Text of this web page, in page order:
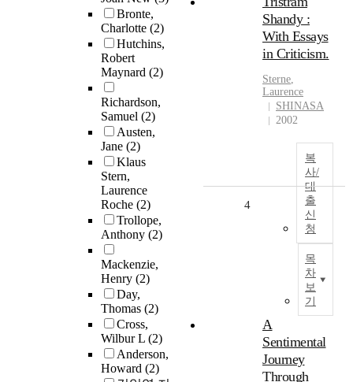
Bronte,
Charlotte (2)
Hutchins,
Robert
Maynard (2)
Richardson,
Samuel (2)
Austen,
Jane (2)
Klaus
Stern,
Laurence
Roche (2)
Trollope,
Anthony (2)
Mackenzie,
Henry (2)
Day,
Thomas (2)
Cross,
Wilbur L (2)
Anderson,
Howard (2)
Shandy :
With Essays
in Criticism.
Sterne,
Laurence
SHINASA
2002
복
사/
대
출
신
청
목
차
보
기
4
A
Sentimental
Journey
Through